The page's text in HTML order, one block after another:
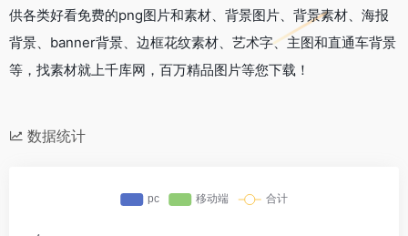
供各类好看免费的png图片和素材、背景图片、背景素材、海报
背景、banner背景、边框花纹素材、艺术字、主图和直通车背景
等，找素材就上千库网，百万精品图片等您下载！
数据统计